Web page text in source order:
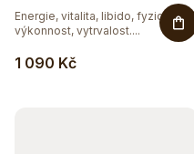
1 090 Kč
Energie, vitalita, libido, fyzická
výkonnost, vytrvalost....